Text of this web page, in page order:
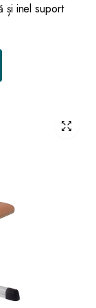
și inel suport